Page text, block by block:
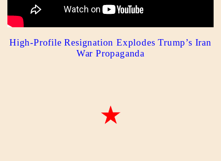
High-Profile Resignation Explodes Trump’s Iran
War Propaganda